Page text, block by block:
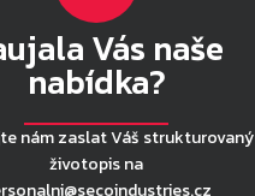
Vás naše
nabídka?
nám zaslat Váš strukturovaný
životopis na